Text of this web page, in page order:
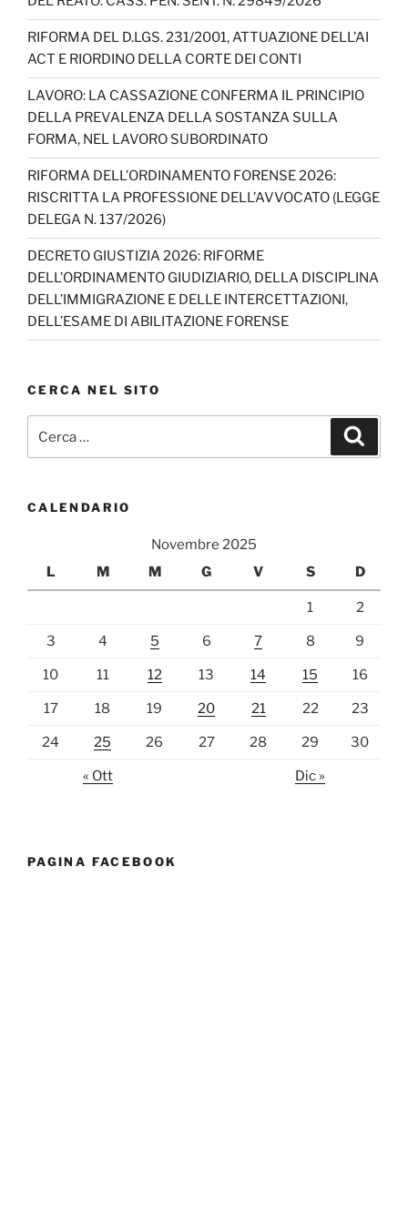
o
o
k
m
n
b
e
C
h
a
n
n
RIFORMA DEL D.LGS. 231/2001, ATTUAZIONE DELL’AI
ACT E RIORDINO DELLA CORTE DEI CONTI
LAVORO: LA CASSAZIONE CONFERMA IL PRINCIPIO
DELLA PREVALENZA DELLA SOSTANZA SULLA
FORMA, NEL LAVORO SUBORDINATO
RIFORMA DELL’ORDINAMENTO FORENSE 2026:
RISCRITTA LA PROFESSIONE DELL’AVVOCATO (LEGGE
DELEGA N. 137/2026)
DECRETO GIUSTIZIA 2026: RIFORME
DELL’ORDINAMENTO GIUDIZIARIO, DELLA DISCIPLINA
DELL’IMMIGRAZIONE E DELLE INTERCETTAZIONI,
DELL’ESAME DI ABILITAZIONE FORENSE
CERCA NEL SITO
CALENDARIO
Novembre 2025
L
M M G V S D
1 2
3 4 5 6 7 8 9
10 11 12 13 14 15 16
17 18 19 20 21 22 23
24 25 26 27 28 29 30
« Ott Dic »
PAGINA FACEBOOK